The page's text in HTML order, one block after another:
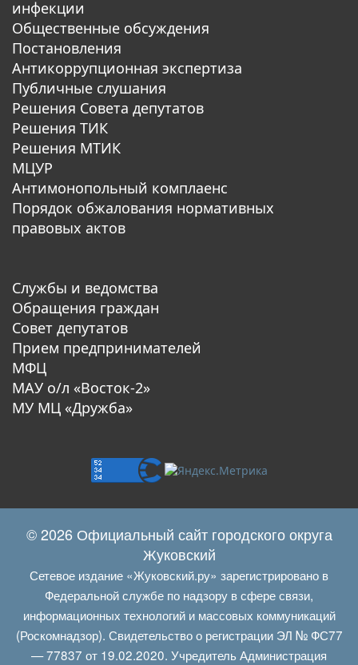
инфекции
Общественные обсуждения
Постановления
Антикоррупционная экспертиза
Публичные слушания
Решения Совета депутатов
Решения ТИК
Решения МТИК
МЦУР
Антимонопольный комплаенс
Порядок обжалования нормативных
правовых актов
Службы и ведомства
Обращения граждан
Совет депутатов
Прием предпринимателей
МФЦ
МАУ о/л «Восток-2»
МУ МЦ «Дружба»
© 2026 Официальный сайт городского округа
Жуковский
Сетевое издание «Жуковский.ру» зарегистрировано в
Федеральной службе по надзору в сфере связи,
информационных технологий и массовых коммуникаций
(Роскомнадзор). Свидетельство о регистрации ЭЛ № ФС77
— 77837 от 19.02.2020. Учредитель Администрация